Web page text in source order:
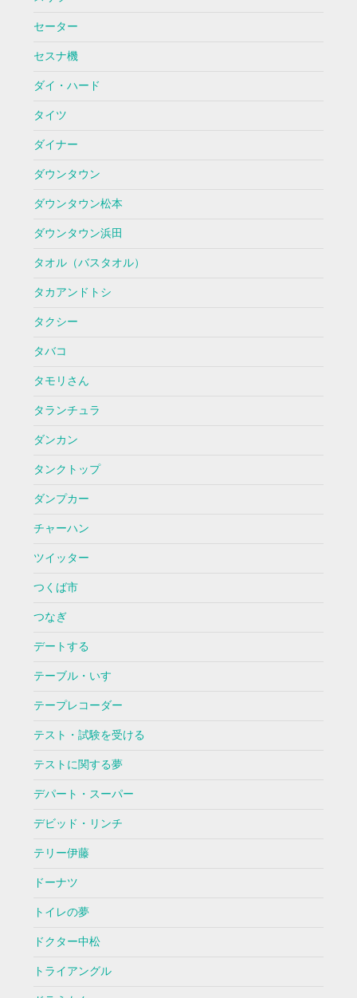
セーター
セスナ機
ダイ・ハード
タイツ
ダイナー
ダウンタウン
ダウンタウン松本
ダウンタウン浜田
タオル（バスタオル）
タカアンドトシ
タクシー
タバコ
タモリさん
タランチュラ
ダンカン
タンクトップ
ダンプカー
チャーハン
ツイッター
つくば市
つなぎ
デートする
テーブル・いす
テープレコーダー
テスト・試験を受ける
テストに関する夢
デパート・スーパー
デビッド・リンチ
テリー伊藤
ドーナツ
トイレの夢
ドクター中松
トライアングル